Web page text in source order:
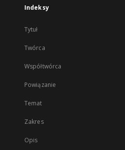
Indeksy
Tytuł
Twórca
Współtwórca
Powiązanie
Temat
Zakres
Opis